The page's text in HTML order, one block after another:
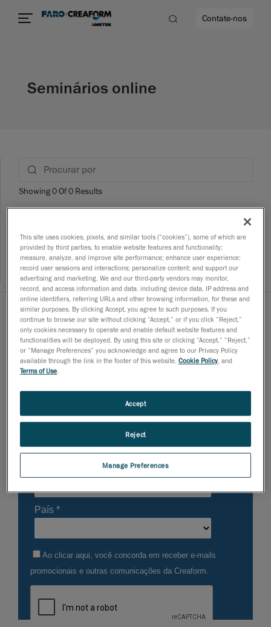
Contate-nos
Seminários online
Showing0Of0 Results
opção:
This site uses cookies, pixels, and similar tools (“cookies”), some of which are
provided by third parties, to enable website features and functionality;
measure, analyze, and improve site performance; enhance user experience;
record user sessions and interactions; personalize content; and support our
advertising and marketing. We and our third-party vendors may monitor,
record, and access information and data, including device data, IP address and
online identifiers, referring URLs and other browsing information, for these and
similar purposes. By clicking Accept, you agree to such purposes. If you
continue to browse our site without clicking “Accept,” or if you click “Reject,”
only cookies necessary to operate and enable default website features and
functionalities will be deployed. By using this site or clicking “Accept,” “Reject,”
or “Manage Preferences” you acknowledge and agree to our Privacy Policy
available through the link in the footer of this website,Cookie Policy, and
Terms of Use
Manage Preferences
Reject
Accept